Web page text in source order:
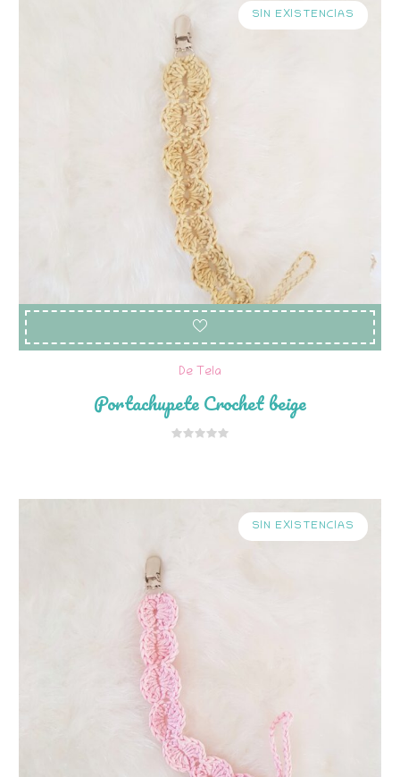
SIN EXISTENCIAS
De Tela
Portachupete Crochet beige
SIN EXISTENCIAS